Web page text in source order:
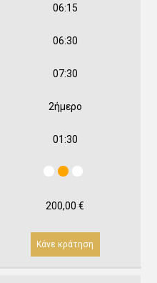
06:15
06:30
07:30
2ήμερο
01:30
200,00€
Κάνε κράτηση